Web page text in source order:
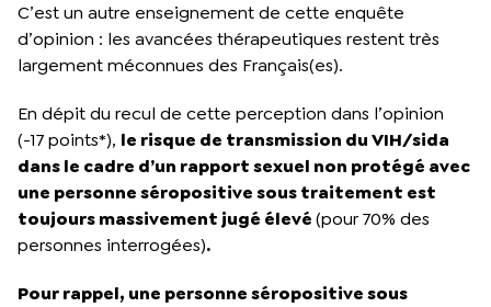
C’est un autre enseignement de cette enquête
d’opinion : les avancées thérapeutiques restent très
largement méconnues des Français(es).
En dépit du recul de cette perception dans l’opinion
(-17 points*), le risque de transmission du VIH/sida
dans le cadre d’un rapport sexuel non protégé avec
une personne séropositive sous traitement est
toujours massivement jugé élevé(pour 70% des
personnes interrogées).
Pour rappel, une personne séropositive sous